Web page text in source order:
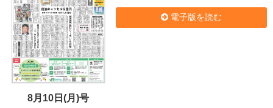
8月10日(月)号
電子版を読む